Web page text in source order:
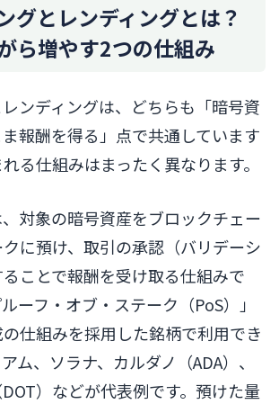
グとレンディングとは？
ら増やす2つの仕組み
ンディングは、どちらも「暗号資
報酬を得る」点で共通しています
る仕組みはまったく異なります。
、対象の暗号資産をブロックチェー
に預け、取引の承認（バリデーシ
ことで報酬を受け取る仕組みで
ーフ・オブ・ステーク（PoS）」
仕組みを採用した銘柄で利用でき
ム、ソラナ、カルダノ（ADA）、
）などが代表例です。預けた量